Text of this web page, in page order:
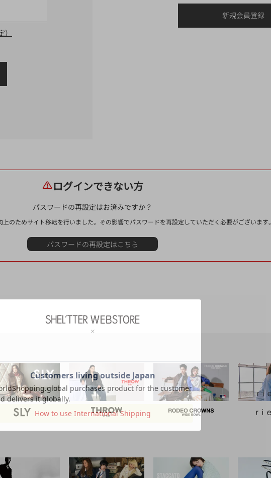
ログインできない方
パスワードの再設定はお済みですか？
のためサイト移転を行いました。その影響でパスワードを再設定していただく必要がございます。